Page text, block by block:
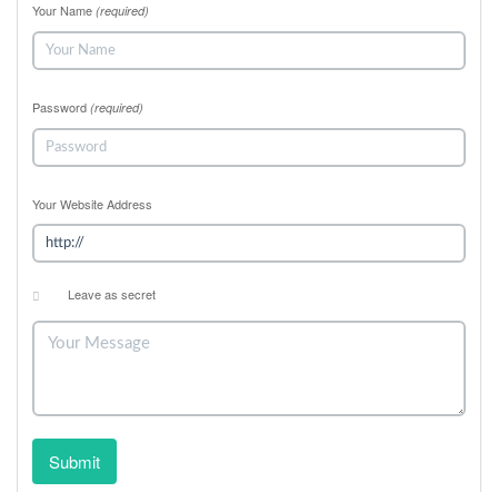
Your Name (required)
Password (required)
Your Website Address
Leave as secret
Submit